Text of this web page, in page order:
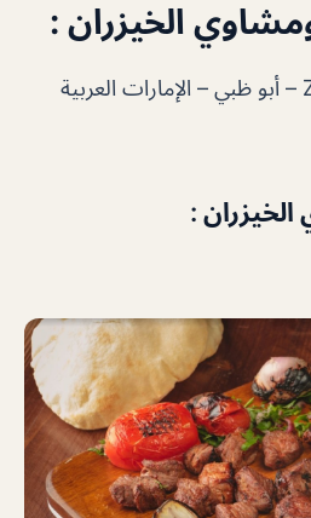
الخيزران :
مطعم الخيزران – Zone 1 – أبو ظبي – الإمارات العربية
: